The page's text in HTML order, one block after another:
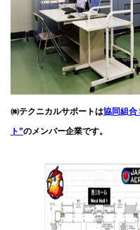
㈱テクニカルサポートは協同組合
ト”のメンバー企業です。